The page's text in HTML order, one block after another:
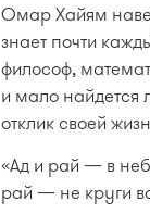
Омар Хайям
знает почти
философ,
и мало найдется
отклик своей
«Ад и рай — в
рай — не круги